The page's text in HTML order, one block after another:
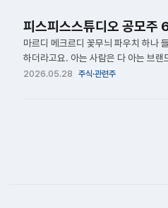
피스피스스튜디오 공모주
마르디 메크르디 꽃무늬 파우치 하나
하더라고요. 아는 사람은 다 아는 브
일에 마감됐고, 6월 8일 코스닥 상장
2026.05.28 주식·관련주